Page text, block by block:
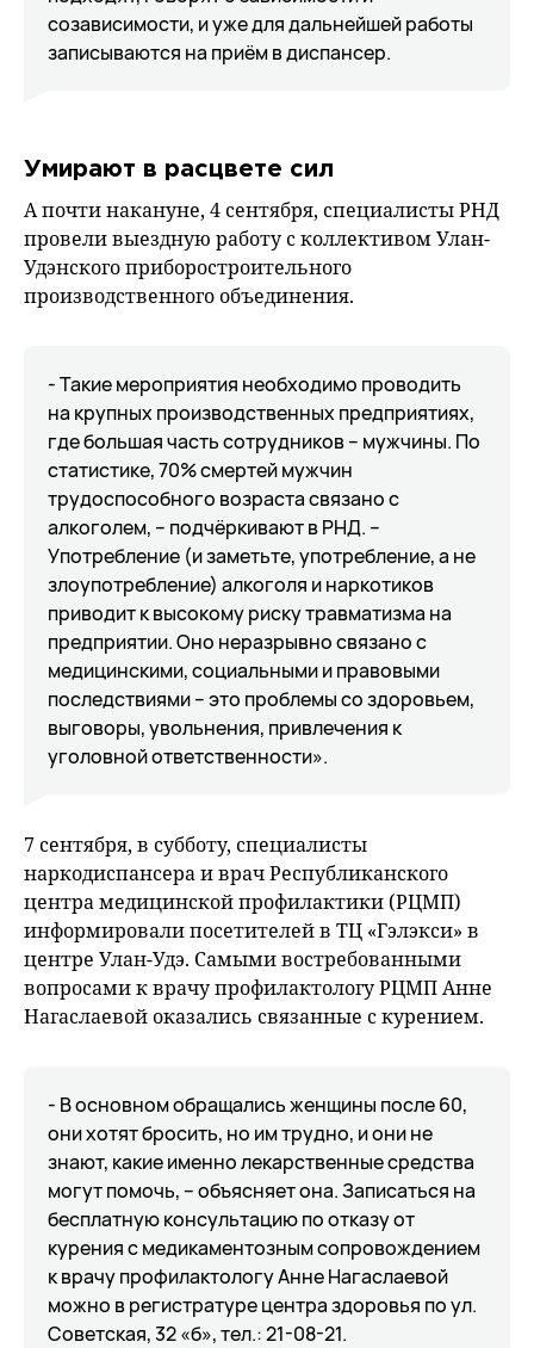
созависимости, и уже для дальнейшей работы
записываются на приём в диспансер.
Умирают в расцвете сил
А почти накануне, 4 сентября, специалисты РНД
провели выездную работу с коллективом Улан-
Удэнского приборостроительного
производственного объединения.
- Такие мероприятия необходимо проводить
на крупных производственных предприятиях,
где большая часть сотрудников – мужчины. По
статистике, 70% смертей мужчин
трудоспособного возраста связано с
алкоголем, – подчёркивают в РНД. –
Употребление (и заметьте, употребление, а не
злоупотребление) алкоголя и наркотиков
приводит к высокому риску травматизма на
предприятии. Оно неразрывно связано с
медицинскими, социальными и правовыми
последствиями – это проблемы со здоровьем,
выговоры, увольнения, привлечения к
уголовной ответственности».
7 сентября, в субботу, специалисты
наркодиспансера и врач Республиканского
центра медицинской профилактики (РЦМП)
информировали посетителей в ТЦ «Гэлэкси» в
центре Улан-Удэ. Самыми востребованными
вопросами к врачу профилактологу РЦМП Анне
Нагаслаевой оказались связанные с курением.
- В основном обращались женщины после 60,
они хотят бросить, но им трудно, и они не
знают, какие именно лекарственные средства
могут помочь, – объясняет она. Записаться на
бесплатную консультацию по отказу от
курения с медикаментозным сопровождением
к врачу профилактологу Анне Нагаслаевой
можно в регистратуре центра здоровья по ул.
Советская, 32 «б», тел.: 21-08-21.